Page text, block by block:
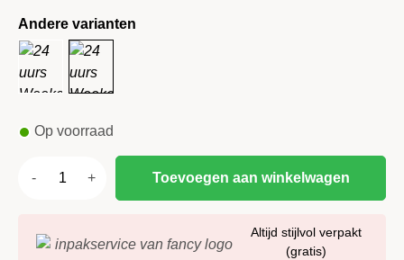
Andere varianten
Op voorraad
Toevoegen aan winkelwagen
Altijd stijlvol verpakt
(gratis)